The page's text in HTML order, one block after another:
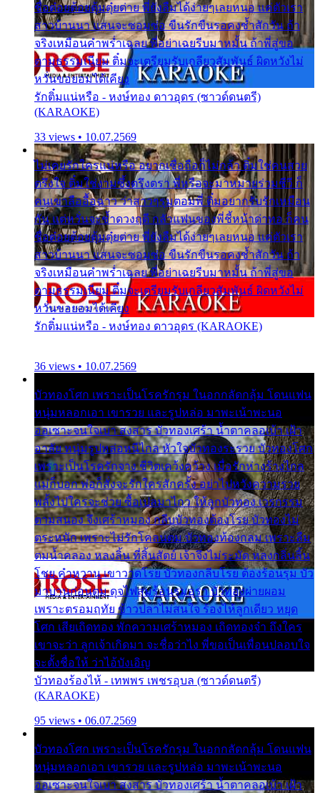
ชื่อต๋อยต้อยตุ้มตุ๋ยต่าย พี่ยังลืมได้ง่ายๆเลยหนอ แค่ตัวเรา
สาวบ้านนา แสนจะซอมซ่อ ขืนรักขืนรอคงช้ำสักวัน ถ้า
จริงเหมือนคำพร่ำเฉลย พี่อย่าเฉยรีบมาหมั้น ถ้าพี่สู่ขอ
ตามธรรมเนียม ติ๋มจะเตรียมรับเกลียวสัมพันธ์ ผิดหวังไม่
หวั่นขอยอมได้เคียง
รักติ๋มแน่หรือ - หงษ์ทอง ดาวอุดร (ซาวด์ดนตรี)
(KARAOKE)
33 views • 10.07.2569
ไม่เคยรักใครแน่หรือ อยากเชื่อถือก็ไม่กล้า ติ๋มใช่คนสวย
ตรึงใจ ติ๋มใช่งามซึ้งตรึงตรา พี่หรือจะมาหมายร่วมชีวี ก็
คนเขาลืออื้อฉาว ว่าสาวๆรุมตอมพี่ ติ๋มอยากรับรักเหมือน
กัน แต่หวั่นจะช้ำดวงฤดี กลัวแฟนของพี่ชี้หน้าด่าทอ ก็คน
ชื่อต๋อยต้อยตุ้มตุ๋ยต่าย พี่ยังลืมได้ง่ายๆเลยหนอ แค่ตัวเรา
สาวบ้านนา แสนจะซอมซ่อ ขืนรักขืนรอคงช้ำสักวัน ถ้า
จริงเหมือนคำพร่ำเฉลย พี่อย่าเฉยรีบมาหมั้น ถ้าพี่สู่ขอ
ตามธรรมเนียม ติ๋มจะเตรียมรับเกลียวสัมพันธ์ ผิดหวังไม่
หวั่นขอยอมได้เคียง
รักติ๋มแน่หรือ - หงษ์ทอง ดาวอุดร (KARAOKE)
36 views • 10.07.2569
บัวทองโศก เพราะเป็นโรครักรุม ในอกกลัดกลุ้ม โดนแฟน
หนุ่มหลอกเอา เขารวย และรูปหล่อ มาพะเน้าพะนอ
ออเซาะจนใจเบา สงสาร บัวทองเศร้า น้ำตาคลอเบ้า เฝ้า
อาลัย หนุ่มรูปหล่อหนีไกล หัวใจบัวทองระรวย บัวทองโศก
เพราะเป็นโรครักจาง ชีวิตเคว้งคว้าง เมื่อรักห่างร้างไกล
แม่ก็บอก พ่อก็สั่งจะรักใครสักครั้ง อย่าไปหวังความรวย
พลั้งไปใครจะช่วย ซื้อเปลมาไกว ให้ลูกบัวทอง เวรกรรม
ตามสนอง จึงเศร้าหมอง กลีบบัวทองต้องโรย บัวทองไม่
ตระหนัก เพราะไม่รักโคลนตม บัวทองท้องกลม เพราะลืม
ตมน้ำคลอง หลงลิ้น ที่สิ้นสัตย์ เจ้าจึงไม่ระมัด หลงกลิ่นลิ้น
โชย คำหวาน เขาวาดโรย บัวทองกลีบโรย ต้องร้อนรุม บัว
มาบานก่อนตูม ดุจไฟสุมร้อนรุมอุรา บัวทองผ่ายผอม
เพราะตรอมฤทัย ข้าวปลาไม่สนใจ ร้องไห้ลูกเดียว หยุด
โศก เสียเถิดทอง พักความเศร้าหมอง เถิดทองจ๋า ถึงใคร
เขาจะว่า ลูกเจ้าเกิดมา จะชื่อว่าไง พี่ขอเป็นเพื่อนปลอบใจ
จะตั้งชื่อให้ ว่าไอ้บังเอิญ
บัวทองร้องไห้ - เทพพร เพชรอุบล (ซาวด์ดนตรี)
(KARAOKE)
95 views • 06.07.2569
บัวทองโศก เพราะเป็นโรครักรุม ในอกกลัดกลุ้ม โดนแฟน
หนุ่มหลอกเอา เขารวย และรูปหล่อ มาพะเน้าพะนอ
ออเซาะจนใจเบา สงสาร บัวทองเศร้า น้ำตาคลอเบ้า เฝ้า